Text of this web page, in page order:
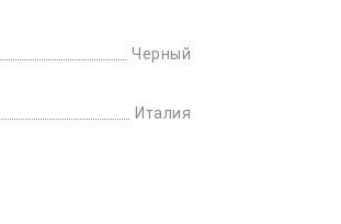
Черный
Италия